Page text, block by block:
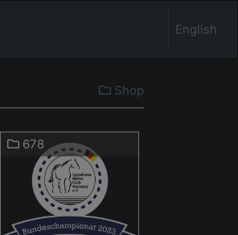
English
Shop
678